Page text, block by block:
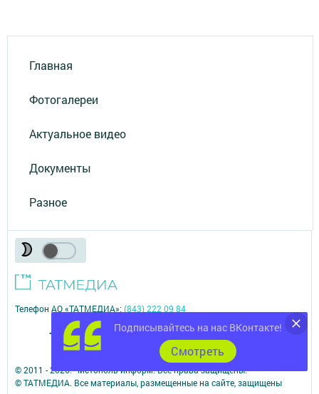
Главная
Фотогалереи
Актуальное видео
Документы
Разное
Подписывайтесь на нас ВКонтакте!
Cмотреть
© 2011 - 2026. Чистополь-информ. Все права защищены.
© ТАТМЕДИА. Все материалы, размещенные на сайте, защищены
Телефон АО «ТАТМЕДИА»:(843) 222 09 84
16+